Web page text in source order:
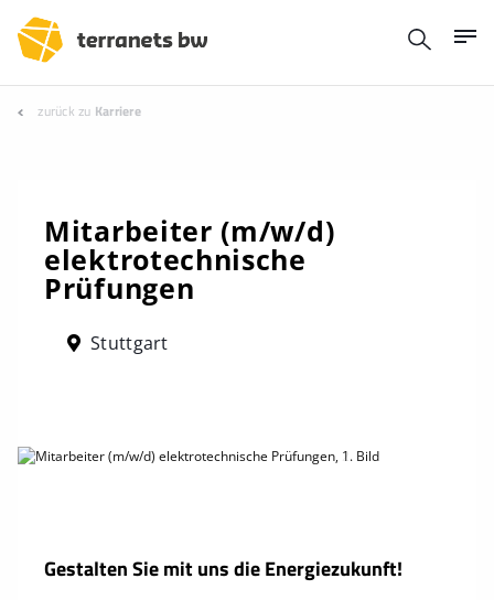
zurück zu Karriere
Mitarbeiter (m/w/d)
elektrotechnische
Prüfungen
Stuttgart
Gestalten Sie mit uns die Energiezukunft!